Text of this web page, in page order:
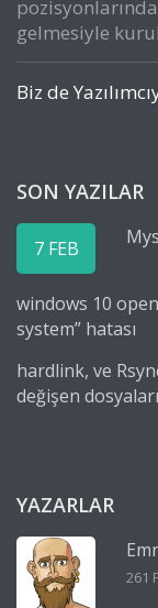
gelmesiyle
Biz de
SON YAZILAR
7 FEB
windows 10
system” hatası
hardlink, ve
değişen
YAZARLAR
261